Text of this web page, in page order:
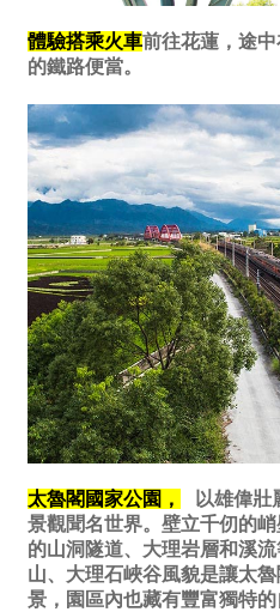
體驗搭乘火車前往花蓮，途
的鐵路便當。
太魯閣國家公園，
以雄偉壯
景觀聞名世界。壁立千仞的
的山洞隧道、大理岩層和溪
山、大理石峽谷風貌是讓太
景，園區內也藏有豐富獨特